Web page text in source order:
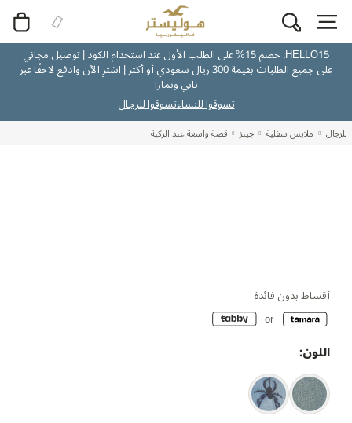
HELLO15: خصم 15% على الطلب الأول عند استخدام الكود | توصيل مجاني
على جميع الطلبات بقيمة 300 ريال سعودي أو أكثر | اشترِ الآن وادفع لاحقًا عبر
تابي وتمارا
تسوقوا للنساءتسوقوا للرجال
للرجال ملابس سفلية جينز قصة واسعة عند الركبة
أقساط بدون فائدة
اللون: